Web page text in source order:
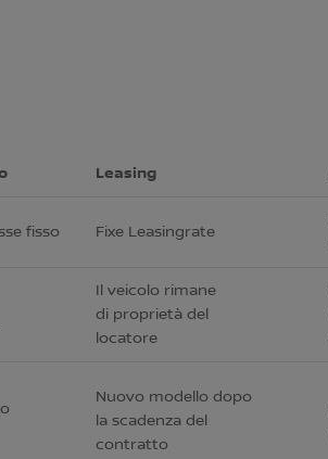
Leasing
fisso Fixe Leasingrate
Il veicolo rimane
di proprietà del
locatore
Nuovo modello dopo
la scadenza del
contratto